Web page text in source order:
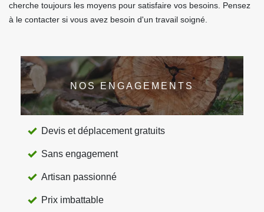
cherche toujours les moyens pour satisfaire vos besoins. Pensez
à le contacter si vous avez besoin d'un travail soigné.
NOS ENGAGEMENTS
Devis et déplacement gratuits
Sans engagement
Artisan passionné
Prix imbattable